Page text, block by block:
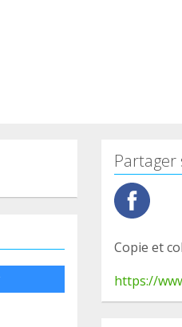
Partager
Copie et
https://